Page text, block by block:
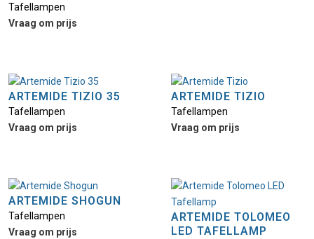
Tafellampen
Vraag om prijs
ARTEMIDE TIZIO 35
Tafellampen
Vraag om prijs
ARTEMIDE TIZIO
Tafellampen
Vraag om prijs
ARTEMIDE SHOGUN
Tafellampen
Vraag om prijs
ARTEMIDE TOLOMEO
LED TAFELLAMP